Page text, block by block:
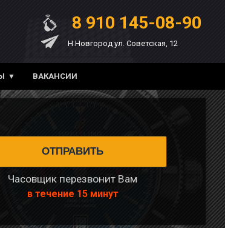
8 910 145-08-90
Н.Новгород ул. Советская, 12
ВАКАНСИИ
Часовщик перезвонит Вам
в течение 15 минут